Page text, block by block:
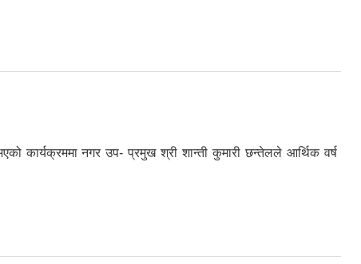
नगर उप- प्रमुख श्री शान्ती कुमारी छन्तेलले आर्थिक वर्ष